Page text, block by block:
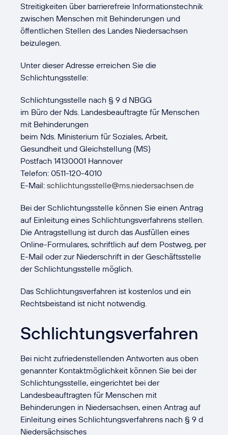
Streitigkeiten über barrierefreie Informationstechnik
zwischen Menschen mit Behinderungen und
öffentlichen Stellen des Landes Niedersachsen
beizulegen.
Unter dieser Adresse erreichen Sie die
Schlichtungsstelle:
Schlichtungsstelle nach § 9 d NBGG
im Büro der Nds. Landesbeauftragte für Menschen
mit Behinderungen
beim Nds. Ministerium für Soziales, Arbeit,
Gesundheit und Gleichstellung (MS)
Postfach 14130001 Hannover
Telefon: 0511-120-4010
E-Mail: schlichtungsstelle@ms.niedersachsen.de
Bei der Schlichtungsstelle können Sie einen Antrag
auf Einleitung eines Schlichtungs­verfahrens stellen.
Die Antragstellung ist durch das Ausfüllen eines
Online-Formulares, schriftlich auf dem Postweg, per
E-Mail oder zur Niederschrift in der Geschäfts­stelle
der Schlichtungs­stelle möglich.
Das Schlichtungsverfahren ist kostenlos und ein
Rechtsbeistand ist nicht notwendig.
Schlichtungsverfahren
Bei nicht zufriedenstellenden Antworten aus oben
genannter Kontaktmöglichkeit können Sie bei der
Schlichtungsstelle, eingerichtet bei der
Landesbeauftragten für Menschen mit
Behinderungen in Niedersachsen, einen Antrag auf
Einleitung eines Schlichtungsverfahrens nach § 9 d
Niedersächsisches